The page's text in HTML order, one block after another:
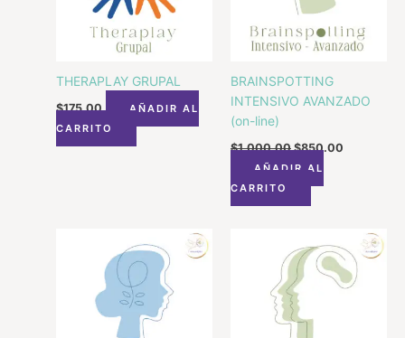
THERAPLAY GRUPAL
$175.00
AÑADIR AL
CARRITO
BRAINSPOTTING
INTENSIVO AVANZADO
(on-line)
$1,000.00 $850.00
AÑADIR AL
CARRITO